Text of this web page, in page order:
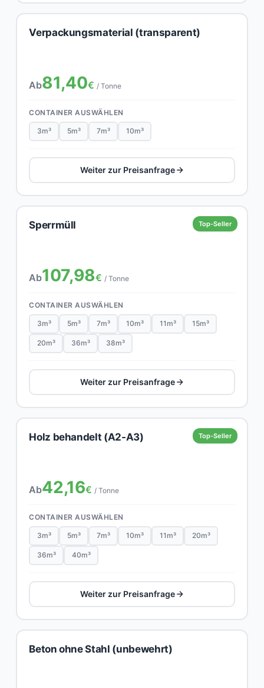
Verpackungsmaterial (transparent)
Ab81,40€ / Tonne
CONTAINER AUSWÄHLEN
3m³ 5m³ 7m³ 10m³
Weiter zur Preisanfrage
Top-Seller
Sperrmüll
Ab107,98€ / Tonne
CONTAINER AUSWÄHLEN
3m³ 5m³ 7m³ 10m³ 11m³ 15m³
20m³ 36m³ 38m³
Weiter zur Preisanfrage
Top-Seller
Holz behandelt (A2-A3)
Ab42,16€ / Tonne
CONTAINER AUSWÄHLEN
3m³ 5m³ 7m³ 10m³ 11m³ 20m³
36m³ 40m³
Weiter zur Preisanfrage
Beton ohne Stahl (unbewehrt)